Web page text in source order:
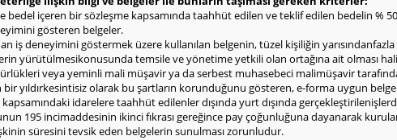
bedel içeren bir sözleşme kapsamında taahhüt edilen ve teklif edilen bedelin %
gösteren belgeler.
iş deneyimini göstermek üzere kullanılan belgenin, tüzel kişiliğin yarısındanfazla
yürütülmesikonusunda temsile ve yönetime yetkili olan ortağına ait olması
veya yeminli mali müşavir ya da serbest muhasebeci malimüşavir
yıldırkesintisiz olarak bu şartların korunduğunu gösteren, e-forma uygun
kapsamındaki idarelere taahhüt edilenler dışında yurt dışında
195 incimaddesinin ikinci fıkrası gereğince pay çoğunluğuna dayanarak
süresini tevsik eden belgelerin sunulması zorunludur.